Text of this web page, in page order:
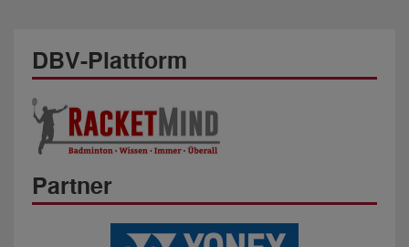
DBV-Plattform
Partner